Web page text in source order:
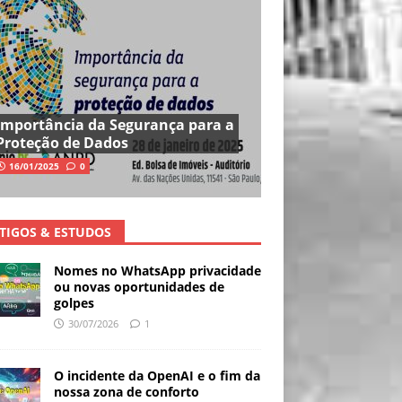
da Segurança para a
de Dados
16/01/2025 0
& ESTUDOS
Nomes no WhatsApp privacidade
ou novas oportunidades de
golpes
30/07/2026 1
O incidente da OpenAI e o fim da
nossa zona de conforto